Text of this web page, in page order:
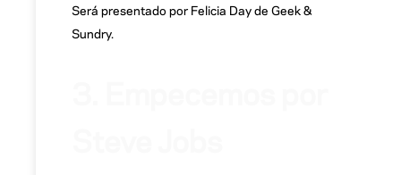
Será presentado por Felicia Day de Geek &
Sundry.